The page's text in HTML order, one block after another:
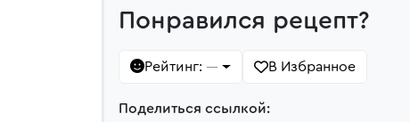
Понравился рецепт?
Рейтинг: — В Избранное
Поделиться ссылкой: